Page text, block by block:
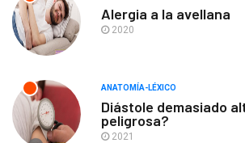
Alergia a la avellana
2020
ANATOMÍA-LÉXICO
Diástole demasiado
peligrosa?
2021